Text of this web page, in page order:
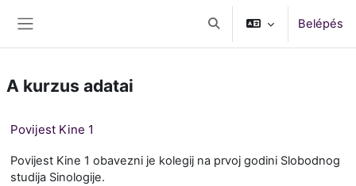
Keresési bemeneti adatok
Belépés
A kurzus adatai
Povijest Kine 1
Povijest Kine 1 obavezni je kolegij na prvoj godini Slobodnog
studija Sinologije.